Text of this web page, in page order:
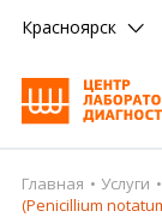
Красноярск
Главная
Главная Услуги
(Penicillium